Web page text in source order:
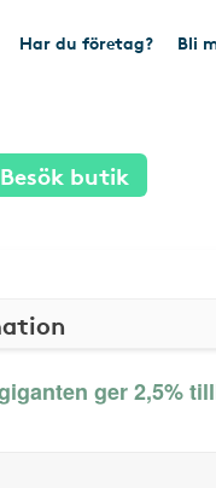
Har du företag? Bli
Besök butik
ger 2,5%